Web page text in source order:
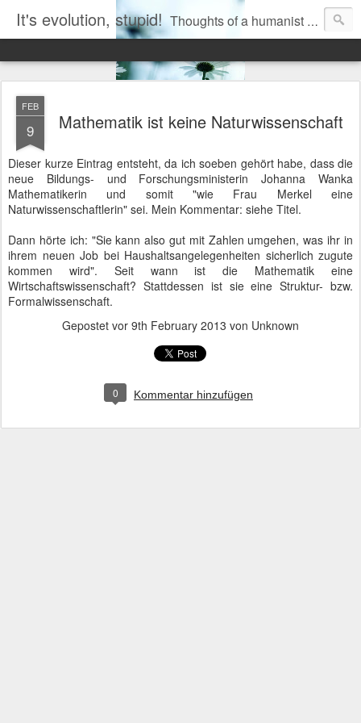
It's evolution, stupid! Thoughts of a humanist rationalist naturalist agnostic atheist biologist. Mostly on the overlapping magisteria of evidence-based science and fairy-tale religion.
FEB
9 Mathematik ist keine Naturwissenschaft
Dieser kurze Eintrag entsteht, da ich soeben gehört habe, dass die
neue Bildungs- und Forschungsministerin Johanna Wanka
Mathematikerin und somit "wie Frau Merkel eine
Naturwissenschaftlerin" sei. Mein Kommentar: siehe Titel.
Dann hörte ich: "Sie kann also gut mit Zahlen umgehen, was ihr in
ihrem neuen Job bei Haushaltsangelegenheiten sicherlich zugute
kommen wird". Seit wann ist die Mathematik eine
Wirtschaftswissenschaft? Stattdessen ist sie eine Struktur- bzw.
Formalwissenschaft.
Gepostet vor 9th February 2013 von Unknown
0 Kommentar hinzufügen